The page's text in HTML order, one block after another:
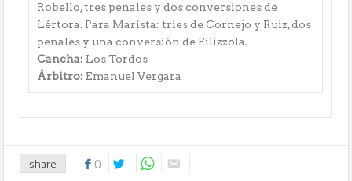
Robello, tres penales y dos conversiones de
Lértora. Para Marista: tries de Cornejo y Ruiz, dos
penales y una conversión de Filizzola.
Cancha: Los Tordos
Árbitro: Emanuel Vergara
share 0